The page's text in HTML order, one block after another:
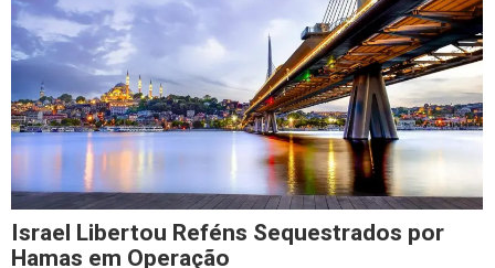
Israel Libertou Reféns Sequestrados por
Hamas em Operação